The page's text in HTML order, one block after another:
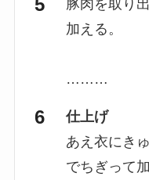
豚肉を取り
加える。
………
仕上げ
あえ衣にき
でちぎって